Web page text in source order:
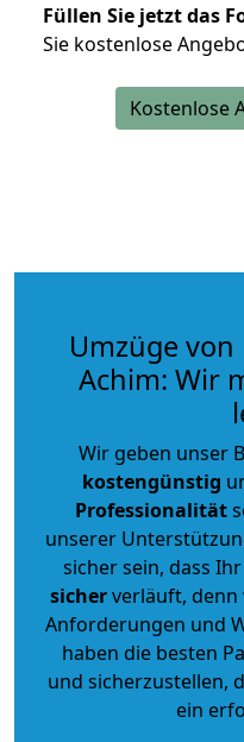
Füllen Sie jetzt das
Sie kostenlose
Kostenlose
Umzüge
Achim: Wir
Wir geben unser
kostengünstig
Professionalität
unserer
sicher sein, dass
sicherverläuft, denn
Anforderungen und
haben die besten
und sicherzustellen,
ein